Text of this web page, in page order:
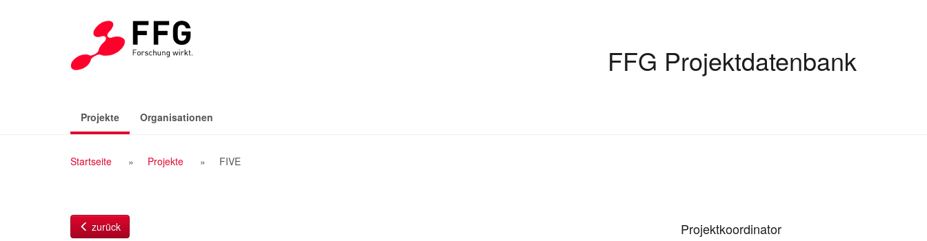
FFG Projektdatenbank
Projekte(aktiv)Organisationen
Breadcrumb
Startseite Projekte FIVE
zurück Projektkoordinator